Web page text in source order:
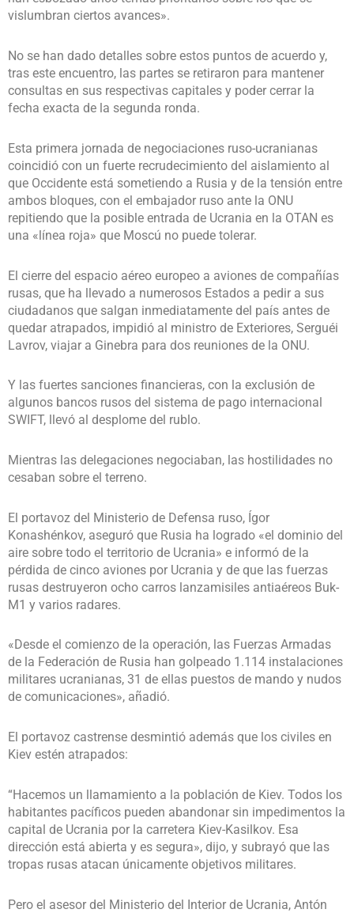
vislumbran ciertos avances».
No se han dado detalles sobre estos puntos de acuerdo y,
tras este encuentro, las partes se retiraron para mantener
consultas en sus respectivas capitales y poder cerrar la
fecha exacta de la segunda ronda.
Esta primera jornada de negociaciones ruso-ucranianas
coincidió con un fuerte recrudecimiento del aislamiento al
que Occidente está sometiendo a Rusia y de la tensión entre
ambos bloques, con el embajador ruso ante la ONU
repitiendo que la posible entrada de Ucrania en la OTAN es
una «línea roja» que Moscú no puede tolerar.
El cierre del espacio aéreo europeo a aviones de compañías
rusas, que ha llevado a numerosos Estados a pedir a sus
ciudadanos que salgan inmediatamente del país antes de
quedar atrapados, impidió al ministro de Exteriores, Serguéi
Lavrov, viajar a Ginebra para dos reuniones de la ONU.
Y las fuertes sanciones financieras, con la exclusión de
algunos bancos rusos del sistema de pago internacional
SWIFT, llevó al desplome del rublo.
Mientras las delegaciones negociaban, las hostilidades no
cesaban sobre el terreno.
El portavoz del Ministerio de Defensa ruso, Ígor
Konashénkov, aseguró que Rusia ha logrado «el dominio del
aire sobre todo el territorio de Ucrania» e informó de la
pérdida de cinco aviones por Ucrania y de que las fuerzas
rusas destruyeron ocho carros lanzamisiles antiaéreos Buk-
M1 y varios radares.
«Desde el comienzo de la operación, las Fuerzas Armadas
de la Federación de Rusia han golpeado 1.114 instalaciones
militares ucranianas, 31 de ellas puestos de mando y nudos
de comunicaciones», añadió.
El portavoz castrense desmintió además que los civiles en
Kiev estén atrapados:
“Hacemos un llamamiento a la población de Kiev. Todos los
habitantes pacíficos pueden abandonar sin impedimentos la
capital de Ucrania por la carretera Kiev-Kasilkov. Esa
dirección está abierta y es segura», dijo, y subrayó que las
tropas rusas atacan únicamente objetivos militares.
Pero el asesor del Ministerio del Interior de Ucrania, Antón